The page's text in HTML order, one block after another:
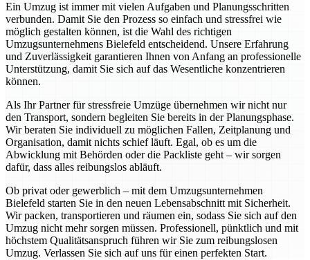
Ein Umzug ist immer mit vielen Aufgaben und Planungsschritten
verbunden. Damit Sie den Prozess so einfach und stressfrei wie
möglich gestalten können, ist die Wahl des richtigen
Umzugsunternehmens Bielefeld entscheidend. Unsere Erfahrung
und Zuverlässigkeit garantieren Ihnen von Anfang an professionelle
Unterstützung, damit Sie sich auf das Wesentliche konzentrieren
können.
Als Ihr Partner für stressfreie Umzüge übernehmen wir nicht nur
den Transport, sondern begleiten Sie bereits in der Planungsphase.
Wir beraten Sie individuell zu möglichen Fallen, Zeitplanung und
Organisation, damit nichts schief läuft. Egal, ob es um die
Abwicklung mit Behörden oder die Packliste geht – wir sorgen
dafür, dass alles reibungslos abläuft.
Ob privat oder gewerblich – mit dem Umzugsunternehmen
Bielefeld starten Sie in den neuen Lebensabschnitt mit Sicherheit.
Wir packen, transportieren und räumen ein, sodass Sie sich auf den
Umzug nicht mehr sorgen müssen. Professionell, pünktlich und mit
höchstem Qualitätsanspruch führen wir Sie zum reibungslosen
Umzug. Verlassen Sie sich auf uns für einen perfekten Start.